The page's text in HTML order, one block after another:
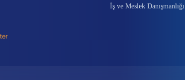
İş ve Meslek Danışmanlığı